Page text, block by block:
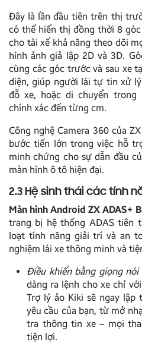
Đây là lần đầu tiên trên thị
có thể hiển thị đồng thời 8
cho tài xế khả năng theo dõi
hình ảnh giả lập 2D và 3D.
cùng các góc trước và sau xe
diện, giúp người lái tự tin xử
đỗ xe, hoặc di chuyển trong
chính xác đến từng cm.
Công nghệ Camera 360 của
bước tiến lớn trong việc hỗ
minh chứng cho sự dẫn đầu
màn hình ô tô hiện đại.
2.3 Hệ sinh thái các tính
Màn hình Android ZX ADAS+
trang bị hệ thống ADAS tiên
loạt tính năng giải trí và an
nghiệm lái xe thông minh và
Điều khiển bằng giọng
dàng ra lệnh cho xe chỉ
Trợ lý ảo Kiki sẽ ngay lập
yêu cầu của bạn, từ mở
tra thông tin xe – mọi
tiện lợi.